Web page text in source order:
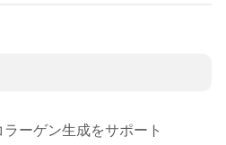
ーゲン生成をサポート